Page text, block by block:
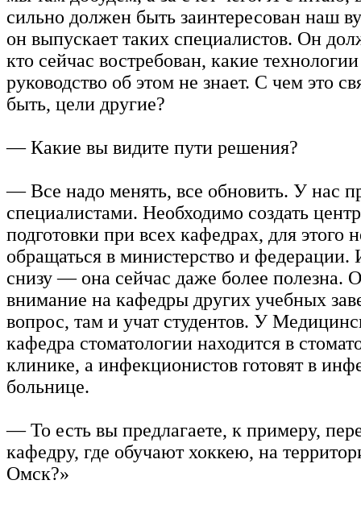
сильно должен быть заинтересован наш
он выпускает таких специалистов. Он
кто сейчас востребован, какие
руководство об этом не знает. С чем это
быть, цели другие?
— Какие вы видите пути решения?
— Все надо менять, все обновить. У нас
специалистами. Необходимо создать
подготовки при всех кафедрах, для этого
обращаться в министерство и федерации.
снизу — она сейчас даже более полезна.
внимание на кафедры других учебных
вопрос, там и учат студентов. У
кафедра стоматологии находится в
клинике, а инфекционистов готовят в
больнице.
— То есть вы предлагаете, к примеру,
кафедру, где обучают хоккею, на
Омск?»